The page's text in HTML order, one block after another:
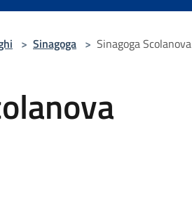
> Sinagoga > Sinagoga Scolanova